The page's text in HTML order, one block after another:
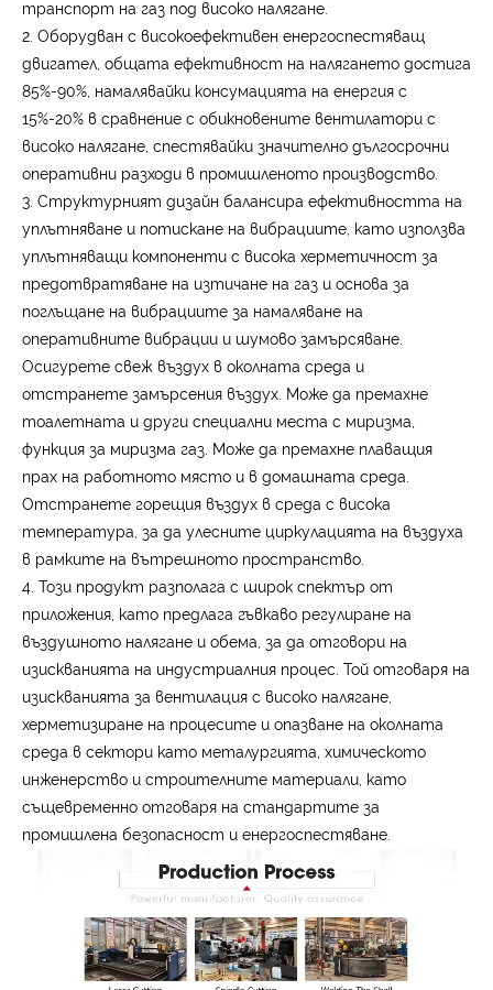
транспорт на газ под високо налягане.
2. Оборудван с високоефективен енергоспестяващ
двигател, общата ефективност на налягането достига
85%-90%, намалявайки консумацията на енергия с
15%-20% в сравнение с обикновените вентилатори с
високо налягане, спестявайки значително дългосрочни
оперативни разходи в промишленото производство.
3. Структурният дизайн балансира ефективността на
уплътняване и потискане на вибрациите, като използва
уплътняващи компоненти с висока херметичност за
предотвратяване на изтичане на газ и основа за
поглъщане на вибрациите за намаляване на
оперативните вибрации и шумово замърсяване.
Осигурете свеж въздух в околната среда и
отстранете замърсения въздух. Може да премахне
тоалетната и други специални места с миризма,
функция за миризма газ. Може да премахне плаващия
прах на работното място и в домашната среда.
Отстранете горещия въздух в среда с висока
температура, за да улесните циркулацията на въздуха
в рамките на вътрешното пространство.
4. Този продукт разполага с широк спектър от
приложения, като предлага гъвкаво регулиране на
въздушното налягане и обема, за да отговори на
изискванията на индустриалния процес. Той отговаря на
изискванията за вентилация с високо налягане,
херметизиране на процесите и опазване на околната
среда в сектори като металургията, химическото
инженерство и строителните материали, като
същевременно отговаря на стандартите за
промишлена безопасност и енергоспестяване.